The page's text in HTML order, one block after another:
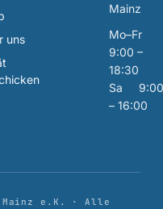
uns
Mainz
Mo–Fr
9:00 –
18:30
Sa 9:00
– 16:00
Mainz e.K. · Alle